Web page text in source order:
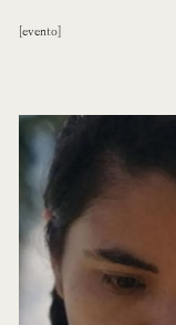
evento